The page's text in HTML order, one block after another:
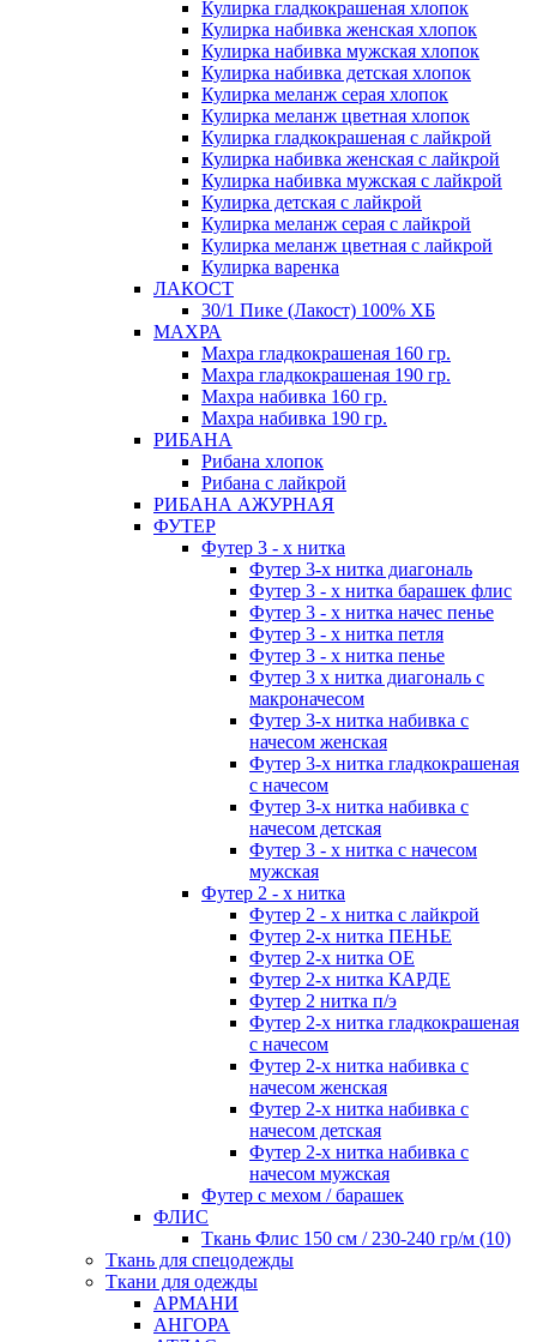
Кулирка гладкокрашеная хлопок
Кулирка набивка женская хлопок
Кулирка набивка мужская хлопок
Кулирка набивка детская хлопок
Кулирка меланж серая хлопок
Кулирка меланж цветная хлопок
Кулирка гладкокрашеная с лайкрой
Кулирка набивка женская с лайкрой
Кулирка набивка мужская с лайкрой
Кулирка детская с лайкрой
Кулирка меланж серая с лайкрой
Кулирка меланж цветная с лайкрой
Кулирка варенка
ЛАКОСТ
30/1 Пике (Лакост) 100% ХБ
МАХРА
Махра гладкокрашеная 160 гр.
Махра гладкокрашеная 190 гр.
Махра набивка 160 гр.
Махра набивка 190 гр.
РИБАНА
Рибана хлопок
Рибана с лайкрой
РИБАНА АЖУРНАЯ
ФУТЕР
Футер 3 - х нитка
Футер 3-х нитка диагональ
Футер 3 - х нитка барашек флис
Футер 3 - х нитка начес пенье
Футер 3 - х нитка петля
Футер 3 - х нитка пенье
Футер 3 х нитка диагональ с
макроначесом
Футер 3-х нитка набивка с
начесом женская
Футер 3-х нитка гладкокрашеная
с начесом
Футер 3-х нитка набивка с
начесом детская
Футер 3 - х нитка с начесом
мужская
Футер 2 - х нитка
Футер 2 - х нитка с лайкрой
Футер 2-х нитка ПЕНЬЕ
Футер 2-х нитка ОЕ
Футер 2-х нитка КАРДЕ
Футер 2 нитка п/э
Футер 2-х нитка гладкокрашеная
с начесом
Футер 2-х нитка набивка с
начесом женская
Футер 2-х нитка набивка с
начесом детская
Футер 2-х нитка набивка с
начесом мужская
Футер с мехом / барашек
ФЛИС
Ткань Флис 150 см / 230-240 гр/м (10)
Ткань для спецодежды
Ткани для одежды
АРМАНИ
АНГОРА